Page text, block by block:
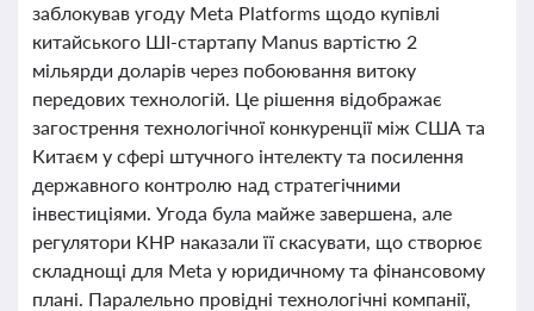
заблокував угоду Meta Platforms щодо купівлі
китайського ШІ-стартапу Manus вартістю 2
мільярди доларів через побоювання витоку
передових технологій. Це рішення відображає
загострення технологічної конкуренції між США та
Китаєм у сфері штучного інтелекту та посилення
державного контролю над стратегічними
інвестиціями. Угода була майже завершена, але
регулятори КНР наказали її скасувати, що створює
складнощі для Meta у юридичному та фінансовому
плані. Паралельно провідні технологічні компанії,